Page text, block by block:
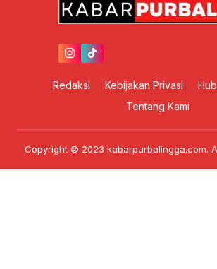
Redaksi Kebijakan Privasi
Tentang Kami
Copyright © 2023 kabarpurbalingga.com.